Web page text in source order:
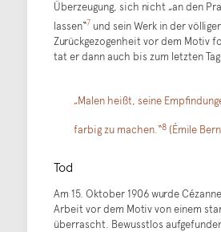
Überzeugung, sich nicht „an den
lassen“7und sein Werk in der völliger
Zurückgezogenheit vor dem Motiv
tat er dann auch bis zum letzten
„Malen heißt, seine
farbig zu machen.“8(Émile
Tod
Am 15. Oktober 1906 wurde
Arbeit vor dem Motiv von einem
überrascht. Bewusstlos